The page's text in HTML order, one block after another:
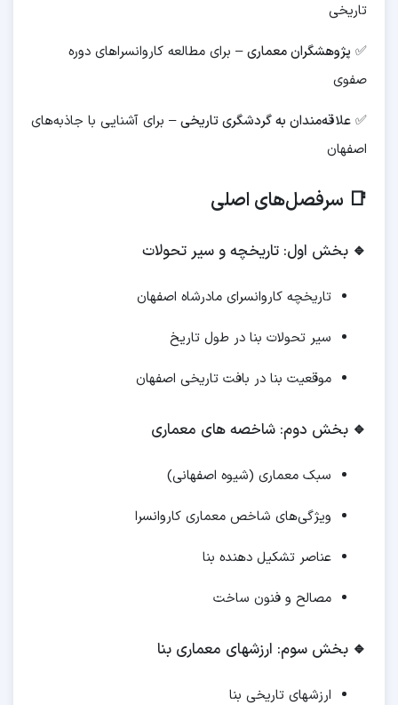
تاریخی
✅ پژوهشگران معماری– برای مطالعه کاروانسراهای دوره
صفوی
✅ علاقه‌مندان به گردشگری تاریخی– برای آشنایی با جاذبه‌های
اصفهان
📑 سرفصل‌های اصلی
🔹 بخش اول: تاریخچه و سیر تحولات
تاریخچه کاروانسرای مادرشاه اصفهان
سیر تحولات بنا در طول تاریخ
موقعیت بنا در بافت تاریخی اصفهان
🔹 بخش دوم: شاخصه های معماری
سبک معماری (شیوه اصفهانی)
ویژگی‌های شاخص معماری کاروانسرا
عناصر تشکیل دهنده بنا
مصالح و فنون ساخت
🔹 بخش سوم: ارزشهای معماری بنا
ارزشهای تاریخی بنا